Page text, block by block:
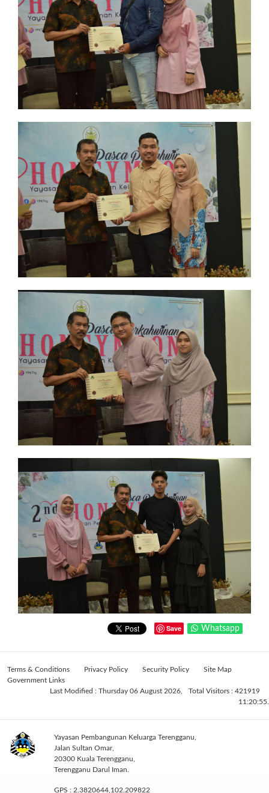
Save Whatsapp
Terms & Conditions Privacy Policy Security Policy
Site Map
Government Links
Total Visitors : 421919
Last Modified : Thursday 06 August 2026,
11:20:55.
Yayasan Pembangunan Keluarga Terengganu,
Jalan Sultan Omar,
20300 Kuala Terengganu,
Terengganu Darul Iman.
GPS : 2.3820644,102.209822